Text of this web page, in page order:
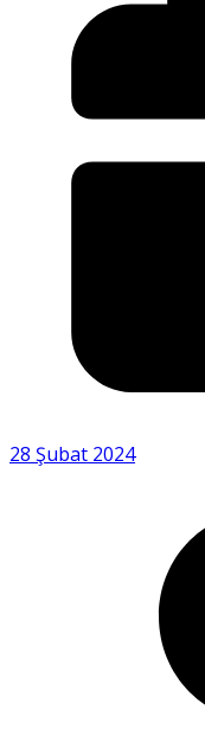
28 Şubat 2024